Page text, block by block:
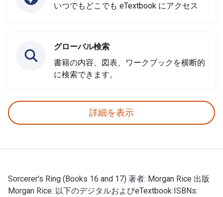
いつでもどこでも eTextbook にアクセス
グローバル検索
書籍の内容、図表、ワークブックを横断的
に検索できます。
詳細を表示
Sorcerer's Ring (Books 16 and 17) 著者: Morgan Rice 出版
Morgan Rice. 以下のデジタルおよびeTextbook ISBNs: